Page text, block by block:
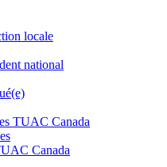
locale
national
TUAC Canada
Canada